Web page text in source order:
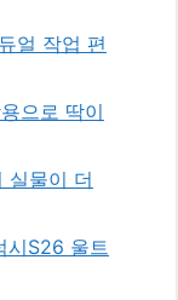
얼 작업 편
으로 딱이
실물이 더
시S26 울트